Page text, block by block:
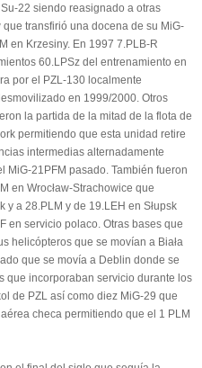
22 siendo reasignado a otras
transfirió una docena de su MiG-
en Krzesiny. En 1997 7.PLB-R
60.LPSz del entrenamiento en
por el PZL-130 localmente
en 1999/2000. Otros
la partida de la mitad de la flota de
permitiendo que esta unidad retire
intermedias alternadamente
MiG-21PFM pasado. También fueron
en Wrocław-Strachowice que
y a 28.PLM y de 19.LEH en Słupsk
en servicio polaco. Otras bases que
helicópteros que se movían a Biała
que se movía a Deblin donde se
que incorporaban servicio durante los
de PZL así como diez MiG-29 que
checa permitiendo que el 1 PLM